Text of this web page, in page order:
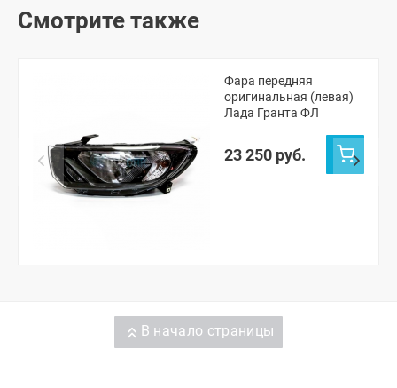
Смотрите также
Фара передняя
оригинальная (левая)
Лада Гранта ФЛ
23 250 руб.
В начало страницы